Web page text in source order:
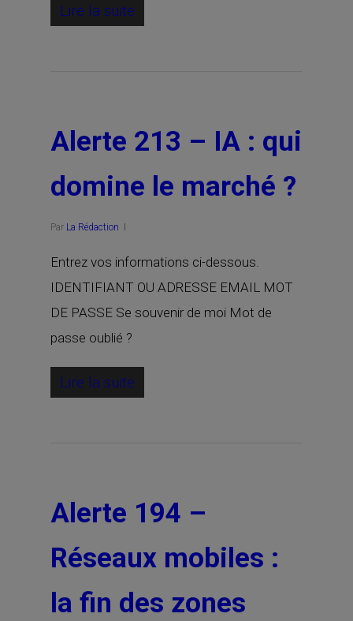
Lire la suite
Alerte 213 – IA : qui
domine le marché ?
Par La Rédaction
Entrez vos informations ci-dessous.
IDENTIFIANT OU ADRESSE EMAIL MOT
DE PASSE Se souvenir de moi Mot de
passe oublié ?
Lire la suite
Alerte 194 –
Réseaux mobiles :
la fin des zones